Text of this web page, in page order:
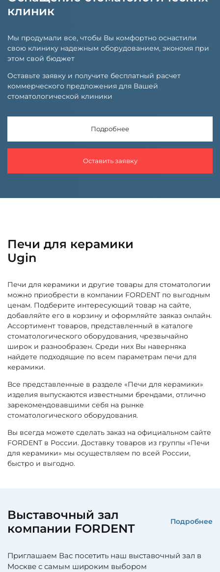
клиник
Мы продумали все, чтобы Вы комфортно оснастили
свою клинику надежным оборудованием, экономя при
этом свой бюджет
Оставьте заявку и получите бесплатный расчет
коммерческого предложения для Вашей
стоматологической клиники
Подробнее
Оставить заявку
Печи для керамики
Ugin
Печи для керамики и другие товары для стоматологии
можно приобрести в компании FORDENT по выгодным
ценам. Подберите интересующий товар на сайте,
добавляйте его в корзину и оформляйте заяказ онлайн.
Ассортимент товаров, представленный в каталоге
стоматологического оборудования, чрезвычайно
широк и разнообразен. Среди них Вы наверняка
найдете подходящие по всем параметрам печи для
керамики.
Все представленные в разделе «Печи для керамики»
изделия выпускаются известными брендами, отлично
зарекомендовавшими себя на рынке
стоматологического оборудования.
Вы всегда можете сделать заказ на официальном сайте
FORDENT в России. Доставку товаров из группы «Печи
для керамики» мы осуществляем по всей России,
быстро и выгодно.
Выставочный зал
компании FORDENT
Подробнее
Приглашаем Вас посетить наш выставочный зал в
Москве с самым широким выбором